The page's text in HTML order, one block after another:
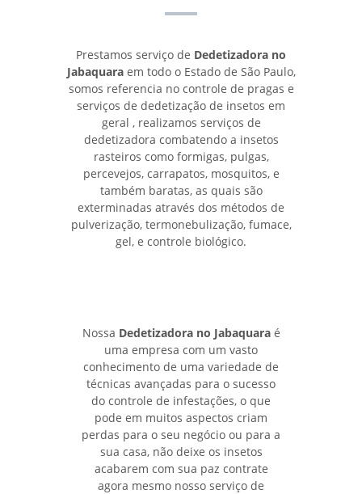
Prestamos serviço de Dedetizadora no
Jabaquaraem todo o Estado de São Paulo,
somos referencia no controle de pragas e
serviços de dedetização de insetos em
geral , realizamos serviços de
dedetizadora combatendo a insetos
rasteiros como formigas, pulgas,
percevejos, carrapatos, mosquitos, e
também baratas, as quais são
exterminadas através dos métodos de
pulverização, termonebulização, fumace,
gel, e controle biológico.
Nossa Dedetizadora no Jabaquaraé
uma empresa com um vasto
conhecimento de uma variedade de
técnicas avançadas para o sucesso
do controle de infestações, o que
pode em muitos aspectos criam
perdas para o seu negócio ou para a
sua casa, não deixe os insetos
acabarem com sua paz contrate
agora mesmo nosso serviço de